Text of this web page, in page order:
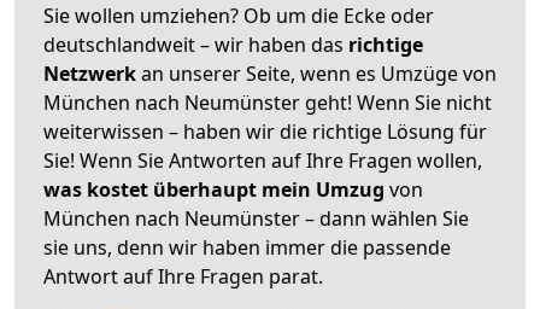
Sie wollen umziehen? Ob um die Ecke oder
deutschlandweit – wir haben das richtige
Netzwerkan unserer Seite, wenn es Umzüge von
München nach Neumünster geht! Wenn Sie nicht
weiterwissen – haben wir die richtige Lösung für
Sie! Wenn Sie Antworten auf Ihre Fragen wollen,
was kostet überhaupt mein Umzug von
München nach Neumünster – dann wählen Sie
sie uns, denn wir haben immer die passende
Antwort auf Ihre Fragen parat.